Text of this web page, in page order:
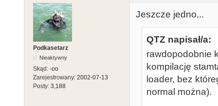
Podkasetarz
Nieaktywny
Skąd: -oo
Zarejestrowany: 2002-07-13
Posty: 3,188
Jeszcze jedno...
QTZ napisał/a:
rawdopodobnie
kompilację
loader, bez
normal można).